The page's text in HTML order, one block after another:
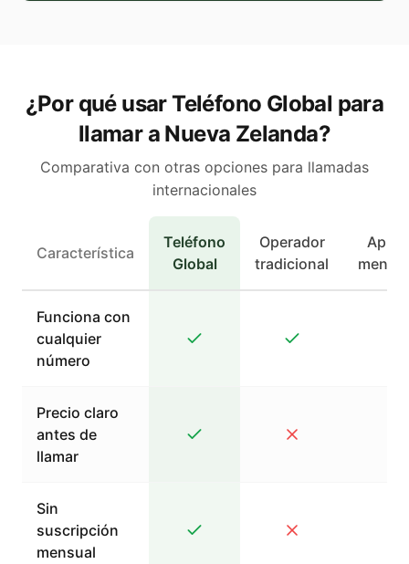
¿Por qué usar Teléfono Global para
llamar a Nueva Zelanda?
Comparativa con otras opciones para llamadas
internacionales
Característica
Teléfono
Global
Operador
tradicional
Apps
Funciona con
cualquier
número
Precio claro
antes de
llamar
Sin
suscripción
mensual